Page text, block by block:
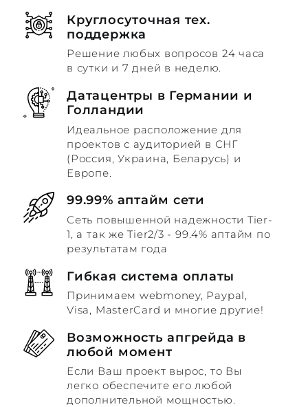
Круглосуточная тех.
поддержка
Решение любых вопросов 24 часа
в сутки и 7 дней в неделю.
Датацентры в Германии и
Голландии
Идеальное расположение для
проектов с аудиторией в СНГ
(Россия, Украина, Беларусь) и
Европе.
99.99% аптайм сети
Сеть повышенной надежности Tier-
1, а так же Tier2/3 - 99.4% аптайм по
результатам года
Гибкая система оплаты
Принимаем webmoney, Paypal,
Visa, MasterCard и многие другие!
Возможность апгрейда в
любой момент
Если Ваш проект вырос, то Вы
легко обеспечите его любой
дополнительной мощностью.